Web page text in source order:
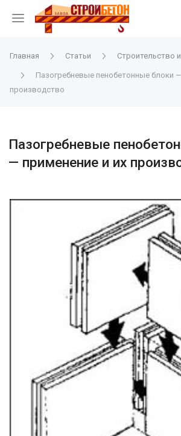
Главная Статьи Строительство
Пазогребневые пенобетонные блоки
производство
Пазогребневые
— применение и их